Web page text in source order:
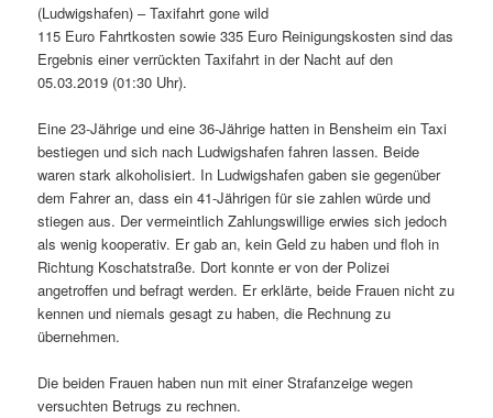
(Ludwigshafen) – Taxifahrt gone wild
115 Euro Fahrtkosten sowie 335 Euro Reinigungskosten sind das
Ergebnis einer verrückten Taxifahrt in der Nacht auf den
05.03.2019 (01:30 Uhr).
Eine 23-Jährige und eine 36-Jährige hatten in Bensheim ein Taxi
bestiegen und sich nach Ludwigshafen fahren lassen. Beide
waren stark alkoholisiert. In Ludwigshafen gaben sie gegenüber
dem Fahrer an, dass ein 41-Jährigen für sie zahlen würde und
stiegen aus. Der vermeintlich Zahlungswillige erwies sich jedoch
als wenig kooperativ. Er gab an, kein Geld zu haben und floh in
Richtung Koschatstraße. Dort konnte er von der Polizei
angetroffen und befragt werden. Er erklärte, beide Frauen nicht zu
kennen und niemals gesagt zu haben, die Rechnung zu
übernehmen.
Die beiden Frauen haben nun mit einer Strafanzeige wegen
versuchten Betrugs zu rechnen.